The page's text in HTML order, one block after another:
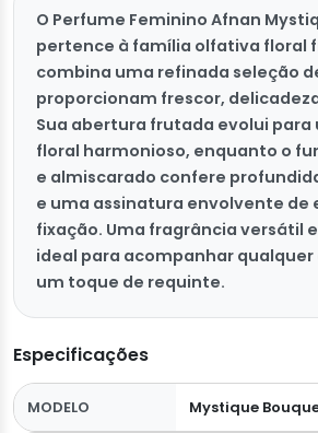
O Perfume Feminino Afnan
pertence à família olfativa floral
combina uma refinada seleção
proporcionam frescor,
Sua abertura frutada evolui para
floral harmonioso, enquanto o
e almiscarado confere
e uma assinatura envolvente de
fixação. Uma fragrância versátil
ideal para acompanhar qualquer
um toque de requinte.
Especificações
MODELO Mystique